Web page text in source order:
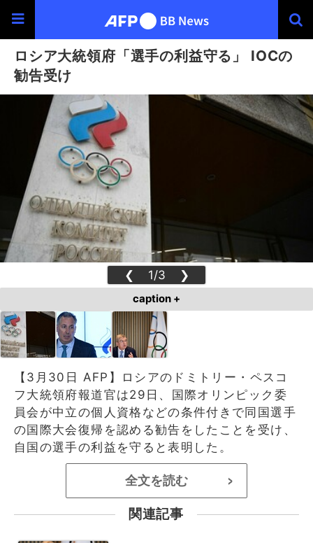
ロシア大統領府「選手の利益守る」 IOCの
勧告受け
❮ 1/3 ❯
caption +
【3月30日 AFP】ロシアのドミトリー・ペスコ
フ大統領府報道官は29日、国際オリンピック委
員会が中立の個人資格などの条件付きで同国選手
の国際大会復帰を認める勧告をしたことを受け、
自国の選手の利益を守ると表明した。
全文を読む >
関連記事